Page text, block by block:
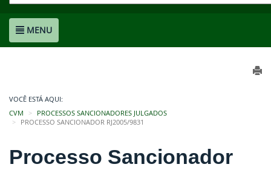
MENU
VOCÊ ESTÁ AQUI:
CVM
PROCESSOS SANCIONADORES JULGADOS
PROCESSO SANCIONADOR RJ2005/9831
Processo Sancionador